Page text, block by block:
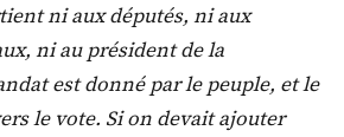
ni aux députés, ni aux
ni au président de la
est donné par le peuple, et le
le vote. Si on devait ajouter